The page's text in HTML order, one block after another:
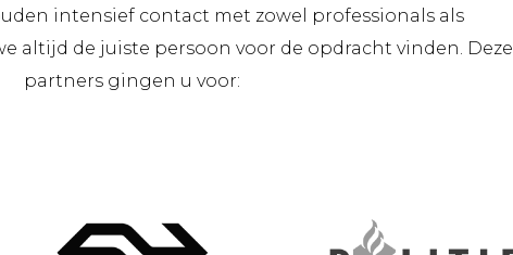
intensief contact met zowel professionals als
altijd de juiste persoon voor de opdracht vinden. Deze
partners gingen u voor: